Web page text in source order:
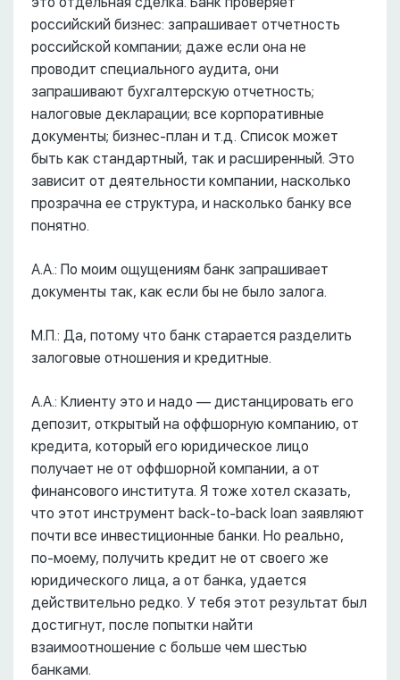
российский бизнес: запрашивает отчетность
российской компании; даже если она не
проводит специального аудита, они
запрашивают бухгалтерскую отчетность;
налоговые декларации; все корпоративные
документы; бизнес-план и т.д. Список может
быть как стандартный, так и расширенный. Это
зависит от деятельности компании, насколько
прозрачна ее структура, и насколько банку все
понятно.
А.А.: По моим ощущениям банк запрашивает
документы так, как если бы не было залога.
М.П.: Да, потому что банк старается разделить
залоговые отношения и кредитные.
А.А.: Клиенту это и надо –– дистанцировать его
депозит, открытый на оффшорную компанию, от
кредита, который его юридическое лицо
получает не от оффшорной компании, а от
финансового института. Я тоже хотел сказать,
что этот инструмент back-to-back loan заявляют
почти все инвестиционные банки. Но реально,
по-моему, получить кредит не от своего же
юридического лица, а от банка, удается
действительно редко. У тебя этот результат был
достигнут, после попытки найти
взаимоотношение с больше чем шестью
банками.